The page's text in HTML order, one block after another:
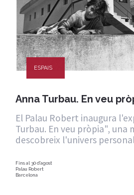
ESPAIS
Anna Turbau. En veu
El Palau Robert inaugura
Turbau. En veu pròpia", una
descobreix l'univers
Fins al 30 d'agost
Palau Robert
Barcelona